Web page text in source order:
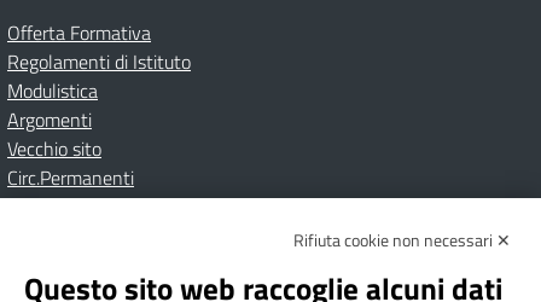
Offerta Formativa
Regolamenti di Istituto
Modulistica
Argomenti
Vecchio sito
Circ.Permanenti
Albo onlinePrivacy Policy
Dichiarazione di accessibilità
Note Legali
Rifiuta cookie non necessari ✕
Questo sito web raccoglie alcuni dati